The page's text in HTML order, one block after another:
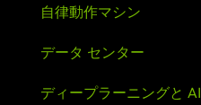
自律動作マシン
データ センター
ディープラーニングと AI